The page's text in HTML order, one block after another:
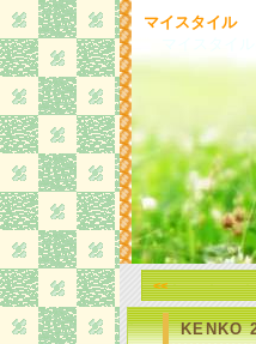
マイスタイル
<<
KENKO